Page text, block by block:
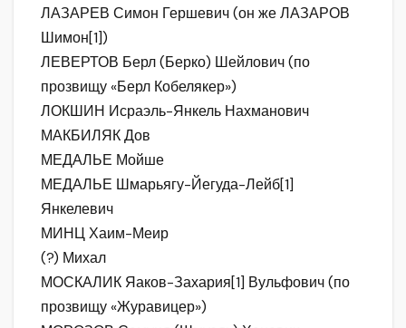
ЛАЗАРЕВ Симон Гершевич (он же ЛАЗАРОВ
Шимон[1])
ЛЕВЕРТОВ Берл (Берко) Шейлович (по
прозвищу «Берл Кобелякер»)
ЛОКШИН Исраэль-Янкель Нахманович
МАКБИЛЯК Дов
МЕДАЛЬЕ Мойше
МЕДАЛЬЕ Шмарьягу-Йегуда-Лейб[1]
Янкелевич
МИНЦ Хаим-Меир
(?) Михал
МОСКАЛИК Яаков-Захария[1] Вульфович (по
прозвищу «Журавицер»)